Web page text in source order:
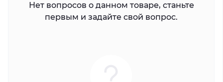
Нет вопросов о данном товаре, станьте
первым и задайте свой вопрос.